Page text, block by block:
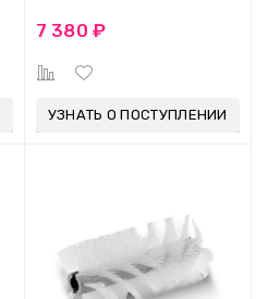
7 380 ₽
УЗНАТЬ О ПОСТУПЛЕНИИ